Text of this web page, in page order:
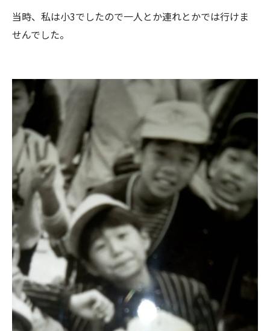
当時、私は小3でしたので一人とか連れとかでは行けま
せんでした。